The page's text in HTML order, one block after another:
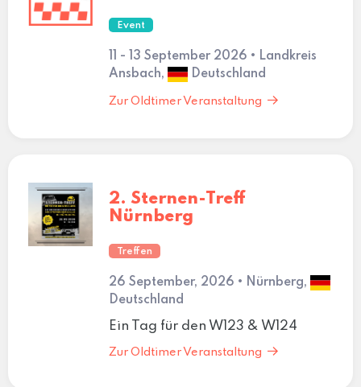
Event
11 - 13 September 2026 • Landkreis
Ansbach,
Deutschland
Zur Oldtimer Veranstaltung
2. Sternen-Treff
Nürnberg
Treffen
26 September, 2026 • Nürnberg,
Deutschland
Ein Tag für den W123 & W124
Zur Oldtimer Veranstaltung